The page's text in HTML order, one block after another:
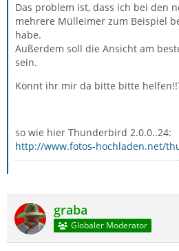
Das problem ist, dass ich bei den
mehrere Mülleimer zum Beispiel
habe.
Außerdem soll die Ansicht am
sein.
Könnt ihr mir da bitte bitte
so wie hier Thunderbird 2.0.0..24:
http://www.fotos-hochladen.net/
graba
Globaler Moderator